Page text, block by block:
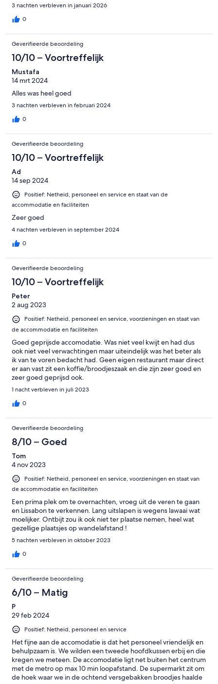
3 nachten verbleven in januari 2026
0
Geverifieerde beoordeling
10/10 – Voortreffelijk
Mustafa
14 mrt 2024
Alles was heel goed
3 nachten verbleven in februari 2024
0
Geverifieerde beoordeling
10/10 – Voortreffelijk
Ad
14 sep 2024
Positief: Netheid, personeel en service en staat van de
accommodatie en faciliteiten
Zeer goed
4 nachten verbleven in september 2024
0
Geverifieerde beoordeling
10/10 – Voortreffelijk
Peter
2 aug 2023
Positief: Netheid, personeel en service, voorzieningen en staat van
de accommodatie en faciliteiten
Goed geprijsde accomodatie. Was niet veel kwijt en had dus
ook niet veel verwachtingen maar uiteindelijk was het beter als
ik van te voren bedacht had. Geen eigen restaurant maar direct
er aan vast zit een koffie/broodjeszaak en die zijn zeer goed en
zeer goed geprijsd ook.
1 nacht verbleven in juli 2023
0
Geverifieerde beoordeling
8/10 – Goed
Tom
4 nov 2023
Positief: Netheid, personeel en service, voorzieningen en staat van
de accommodatie en faciliteiten
Een prima plek om te overnachten, vroeg uit de veren te gaan
en Lissabon te verkennen. Lang uitslapen is wegens lawaai wat
moelijker. Ontbijt zou ik ook niet ter plaatse nemen, heel wat
gezellige plaatsjes op wandelafstand !
5 nachten verbleven in oktober 2023
0
Geverifieerde beoordeling
6/10 – Matig
P
29 feb 2024
Positief: Netheid, personeel en service
Het fijne aan de accomodatie is dat het personeel vriendelijk en
behulpzaam is. We wilden een tweede hoofdkussen erbij en die
kregen we meteen. De accomodatie ligt net buiten het centrum
met de metro op max 10 min loopafstand. De supermarkt zit om
de hoek waar we in de ochtend versgebakken broodjes haalde